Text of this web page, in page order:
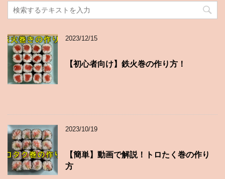
2023/12/15
【初心者向け】鉄火巻の作り方！
2023/10/19
【簡単】動画で解説！トロたく巻の作り
方